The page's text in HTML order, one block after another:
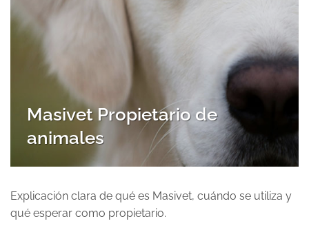
Masivet Propietario de
animales
Explicación clara de qué es Masivet, cuándo se utiliza y
qué esperar como propietario.